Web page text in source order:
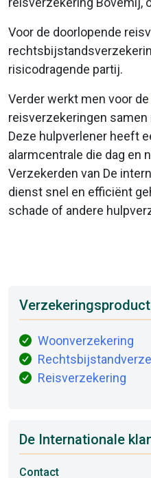
Voor de doorlopende
risicodragende partij.
Verder werkt men voor
reisverzekeringen samen
Deze hulpverlener heeft
alarmcentrale die dag en
Verzekerden van De
dienst snel en efficiënt
schade of andere
Woonverzekering
Reisverzekering
De Internationale
Contact